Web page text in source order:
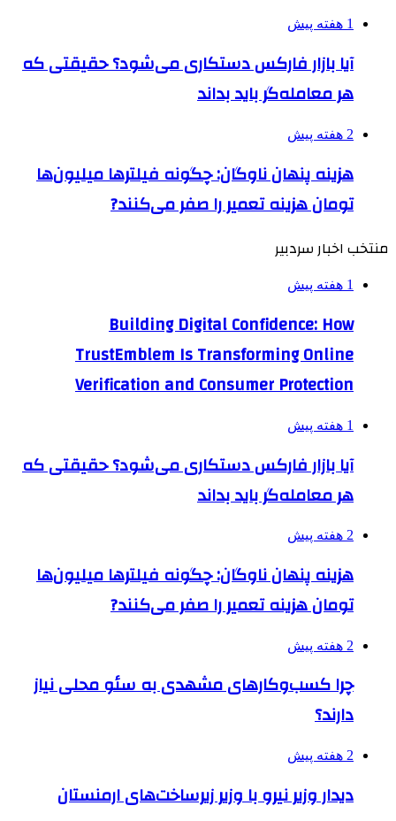
1 هفته پیش
آیا بازار فارکس دستکاری می‌شود؟ حقیقتی که
هر معامله‌گر باید بداند
2 هفته پیش
هزینه پنهان ناوگان: چگونه فیلترها میلیون‌ها
تومان هزینه تعمیر را صفر می‌کنند?
منتخب اخبار سردبیر
1 هفته پیش
Building Digital Confidence: How
TrustEmblem Is Transforming Online
Verification and Consumer Protection
1 هفته پیش
آیا بازار فارکس دستکاری می‌شود؟ حقیقتی که
هر معامله‌گر باید بداند
2 هفته پیش
هزینه پنهان ناوگان: چگونه فیلترها میلیون‌ها
تومان هزینه تعمیر را صفر می‌کنند?
2 هفته پیش
چرا کسب‌وکارهای مشهدی به سئو محلی نیاز
دارند؟
2 هفته پیش
دیدار وزیر نیرو با وزیر زیرساخت‌های ارمنستان